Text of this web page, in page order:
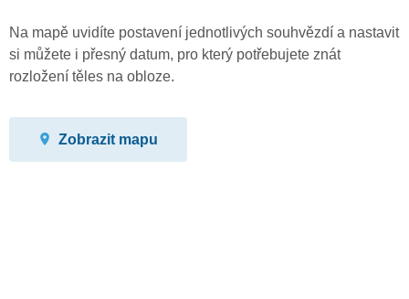
Na mapě uvidíte postavení jednotlivých souhvězdí a nastavit
si můžete i přesný datum, pro který potřebujete znát
rozložení těles na obloze.
Zobrazit mapu